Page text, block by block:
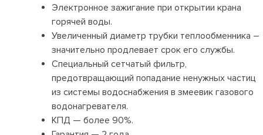
Электронное зажигание при открытии крана
горячей воды.
Увеличенный диаметр трубки теплообменника –
значительно продлевает срок его службы.
Специальный сетчатый фильтр,
предотвращающий попадание ненужных частиц
из системы водоснабжения в змеевик газового
водонагревателя.
КПД — более 90%.